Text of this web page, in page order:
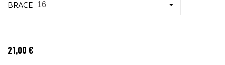
BRACELET
21,00 €